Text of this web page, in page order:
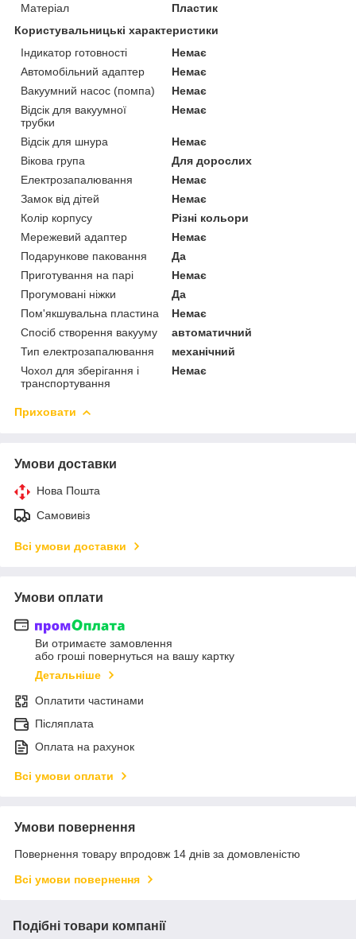
Матеріал
Пластик
Користувальницькі характеристики
Індикатор готовності
Немає
Автомобільний адаптер
Немає
Вакуумний насос (помпа)
Немає
Відсік для вакуумної
трубки
Немає
Відсік для шнура
Немає
Вікова група
Для дорослих
Електрозапалювання
Немає
Замок від дітей
Немає
Колір корпусу
Різні кольори
Мережевий адаптер
Немає
Подарункове паковання
Да
Приготування на парі
Немає
Прогумовані ніжки
Да
Пом'якшувальна пластина
Немає
Спосіб створення вакууму
автоматичний
Тип електрозапалювання
механічний
Чохол для зберігання і
транспортування
Немає
Приховати
Умови доставки
Нова Пошта
Самовивіз
Всі умови доставки
Умови оплати
Ви отримаєте замовлення
або гроші повернуться на вашу картку
Детальніше
Оплатити частинами
Післяплата
Оплата на рахунок
Всі умови оплати
Умови повернення
Повернення товару впродовж 14 днів за домовленістю
Всі умови повернення
Подібні товари компанії